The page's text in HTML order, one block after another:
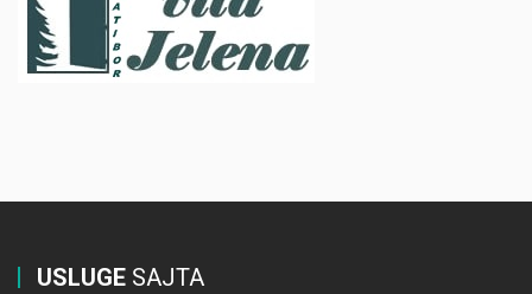
USLUGE SAJTA